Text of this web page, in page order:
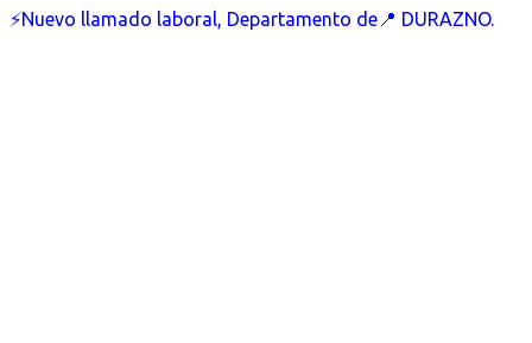
⚡Nuevo llamado laboral, Departamento de📍 DURAZNO.